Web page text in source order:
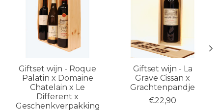
Giftset wijn - Roque
Palatin x Domaine
Chatelain x Le
Different x
Geschenkverpakking
Giftset wijn - La
Grave Cissan x
Grachtenpandje
€22,90